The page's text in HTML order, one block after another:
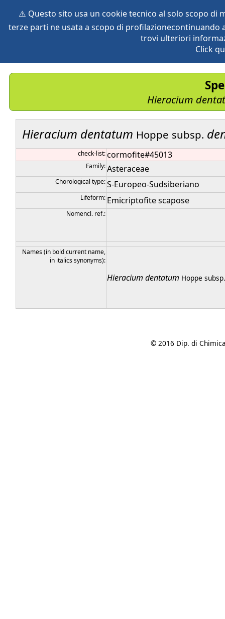
⚠️ Questo sito usa un cookie tecnico al solo scopo di
terze parti ne usata a scopo di
trovi ulteriori
Click
vegetation global db
Hieracium
Hieracium dentatum Hoppe subsp.
check-list: cormofite#45013
Family: Asteraceae
Chorological type: S-Europeo-Sudsiberiano
Lifeform: Emicriptofite scapose
Nomencl. ref.:
Names (in bold current name,
in italics synonyms):
Hieracium dentatum Hoppe subsp.
© 2016 Dip. di